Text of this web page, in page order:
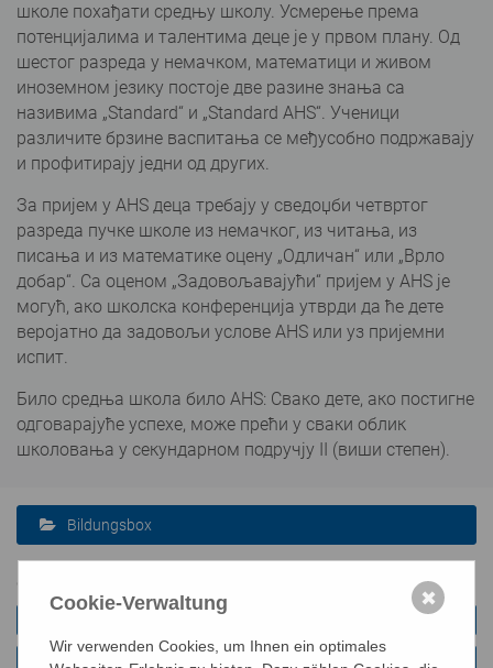
школе похађати средњу школу. Усмерење према
потенцијалима и талентима деце је у првом плану. Од
шестог разреда у немачком, математици и живом
иноземном језику постоје две разине знања са
називима „Standard“ и „Standard AHS“. Ученици
различите брзине васпитања се међусобно подржавају
и профитирају једни од других.
За пријем у AHS деца требају у сведоџби четвртог
разреда пучке школе из немачког, из читања, из
писања и из математике оцену „Одличан“ или „Врло
добар“. Са оценом „Задовољавајући“ пријем у AHS је
могућ, ако школска конференција утврди да ће дете
веројатно да задовољи услове AHS или уз пријемни
испит.
Било средња школа било AHS: Свако дете, ако постигне
одговарајуће успехе, може прећи у сваки облик
школовања у секундарном подручју II (виши степен).
Bildungsbox
Englisch
Cookie-Verwaltung
Wir verwenden Cookies, um Ihnen ein optimales
✖